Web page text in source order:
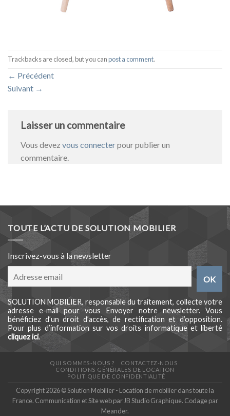
Trackbacks are closed, but you canpost a comment.
← Précédent
Suivant →
Laisser un commentaire
Vous devez vous connecterpour publier un
commentaire.
TOUTE L’ACTU DE SOLUTION MOBILIER
Inscrivez-vous à la newsletter
SOLUTION MOBILIER, responsable du traitement, collecte votre
adresse e-mail pour vous Envoyer notre newsletter. Vous
bénéficiez d’un droit d’accès, de rectification et d’opposition.
Pour plus d’information sur vos droits informatique et liberté
cliquez ici.
QUI SOMMES-NOUS ?
CONTACTEZ-NOUS
CONDITIONS GÉNÉRALES DE LOCATION
POLITIQUE DE CONFIDENTIALITÉ
Copyright 2026 © Solution Mobilier - Location de mobilier dans toute la
France. Communication et Site web par JB Studio Graphique. Codage par
Meander.